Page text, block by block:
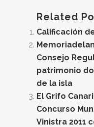
Related
Calificación
Consejo
patrimonio
de la isla
El Grifo
Concurso
Vinistra 2011